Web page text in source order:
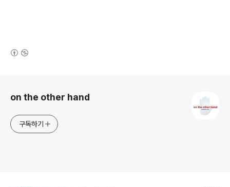
on the other hand
구독하기